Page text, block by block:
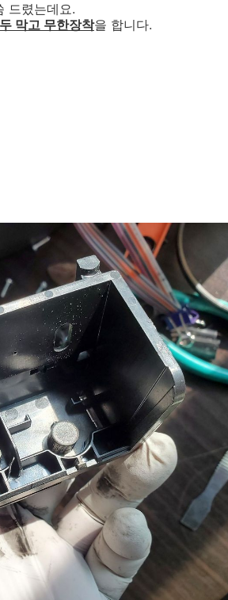
드렸는데요.
막고 무한장착을 합니다.